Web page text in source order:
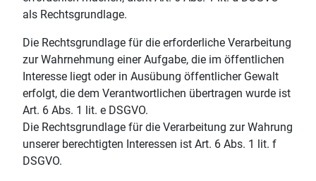
als Rechtsgrundlage.
Die Rechtsgrundlage für die erforderliche Verarbeitung
zur Wahrnehmung einer Aufgabe, die im öffentlichen
Interesse liegt oder in Ausübung öffentlicher Gewalt
erfolgt, die dem Verantwortlichen übertragen wurde ist
Art. 6 Abs. 1 lit. e DSGVO.
Die Rechtsgrundlage für die Verarbeitung zur Wahrung
unserer berechtigten Interessen ist Art. 6 Abs. 1 lit. f
DSGVO.